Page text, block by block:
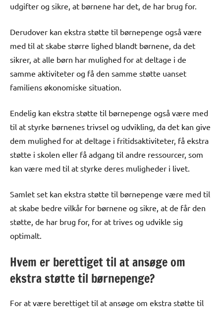
udgifter og sikre, at børnene har det, de har brug for.
Derudover kan ekstra støtte til børnepenge også være
med til at skabe større lighed blandt børnene, da det
sikrer, at alle børn har mulighed for at deltage i de
samme aktiviteter og få den samme støtte uanset
familiens økonomiske situation.
Endelig kan ekstra støtte til børnepenge også være med
til at styrke børnenes trivsel og udvikling, da det kan give
dem mulighed for at deltage i fritidsaktiviteter, få ekstra
støtte i skolen eller få adgang til andre ressourcer, som
kan være med til at styrke deres muligheder i livet.
Samlet set kan ekstra støtte til børnepenge være med til
at skabe bedre vilkår for børnene og sikre, at de får den
støtte, de har brug for, for at trives og udvikle sig
optimalt.
Hvem er berettiget til at ansøge om
ekstra støtte til børnepenge?
For at være berettiget til at ansøge om ekstra støtte til